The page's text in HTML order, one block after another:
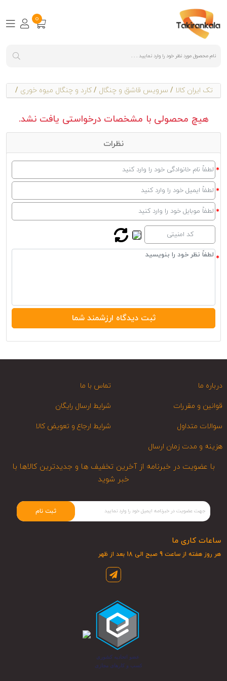
0
تک ایران کالا / سرویس قاشق و چنگال / کارد و چنگال میوه خوری /
هیچ محصولی با مشخصات درخواستی یافت نشد.
نظرات
درباره ما تماس با ما
قوانین و مقررات شرایط ارسال رایگان
سوالات متداول شرایط ارجاع و تعویض کالا
هزینه و مدت زمان ارسال
با عضویت در خبرنامه از آخرین تخفیف ها و جدیدترین کالاها با
خبر شوید
ثبت نام
ساعات کاری ما
هر روز هفته از ساعت 9 صبح الی 18 بعد از ظهر